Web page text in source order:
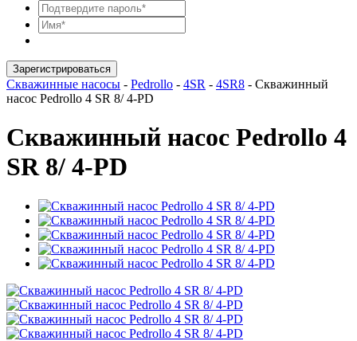
Зарегистрироваться
Скважинные насосы - Pedrollo - 4SR - 4SR8 - Скважинный
насос Pedrollo 4 SR 8/ 4-PD
Скважинный насос Pedrollo 4
SR 8/ 4-PD